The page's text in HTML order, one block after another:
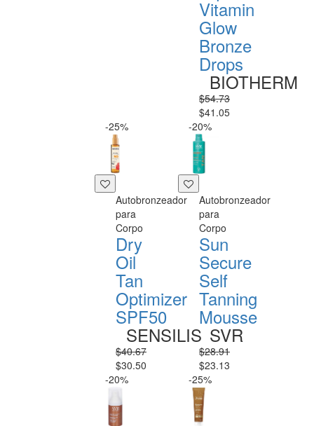
Vitamin
Glow
Bronze
Drops
BIOTHERM
$54.73
$41.05
-25%
Autobronzeador
para
Corpo
Dry
Oil
Tan
Optimizer
SPF50
SENSILIS
$40.67
$30.50
-20%
Autobronzeador
para
Corpo
Sun
Secure
Self
Tanning
Mousse
SVR
$28.91
$23.13
-20%
-25%